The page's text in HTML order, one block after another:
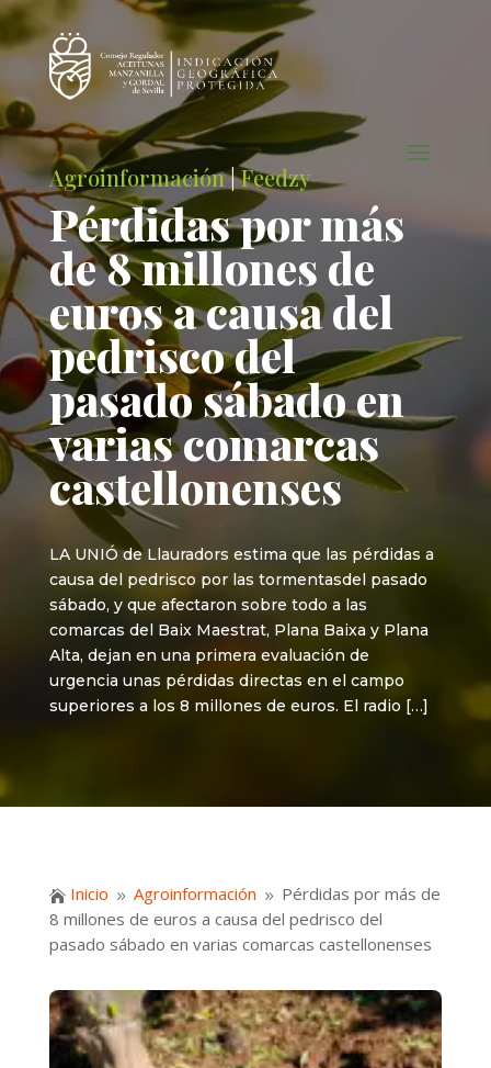
Agroinformación|Feedzy
Pérdidas por más
de 8 millones de
euros a causa del
pedrisco del
pasado sábado en
varias comarcas
castellonenses
LA UNIÓ de Llauradors estima que las pérdidas a
causa del pedrisco por las tormentasdel pasado
sábado, y que afectaron sobre todo a las
comarcas del Baix Maestrat, Plana Baixa y Plana
Alta, dejan en una primera evaluación de
urgencia unas pérdidas directas en el campo
superiores a los 8 millones de euros. El radio […]
 Inicio 9 Agroinformación 9 Pérdidas por más de
8 millones de euros a causa del pedrisco del
pasado sábado en varias comarcas castellonenses